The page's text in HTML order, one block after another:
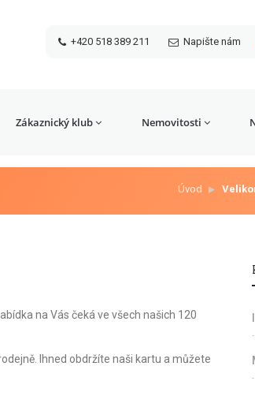
+420 518 389 211 Napište nám
Zákaznický klub Nemovitosti
Úvod
na Vás čeká ve všech našich 120
Ihned obdržíte naši kartu a můžete